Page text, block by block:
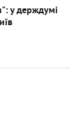
у держдумі